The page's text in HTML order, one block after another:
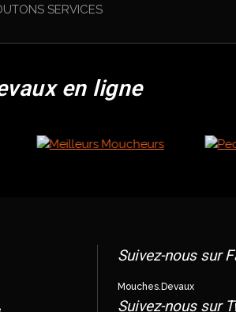
SERVICES
en ligne
Suivez-nous sur
Mouches.Devaux
Suivez-nous sur